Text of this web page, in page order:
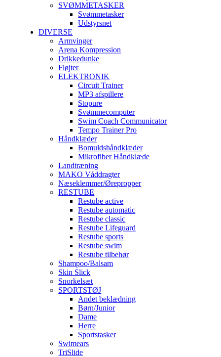
SVØMMETASKER
Svømmetasker
Udstyrsnet
DIVERSE
Armvinger
Arena Kompression
Drikkedunke
Fløjter
ELEKTRONIK
Circuit Trainer
MP3 afspillere
Stopure
Svømmecomputer
Swim Coach Communicator
Tempo Trainer Pro
Håndklæder
Bomuldshåndklæder
Mikrofiber Håndklæde
Landtræning
MAKO Våddragter
Næseklemmer/Ørepropper
RESTUBE
Restube active
Restube automatic
Restube classic
Restube Lifeguard
Restube sports
Restube swim
Restube tilbehør
Shampoo/Balsam
Skin Slick
Snorkelsæt
SPORTSTØJ
Andet beklædning
Børn/Junior
Dame
Herre
Sportstasker
Swimears
TriSlide